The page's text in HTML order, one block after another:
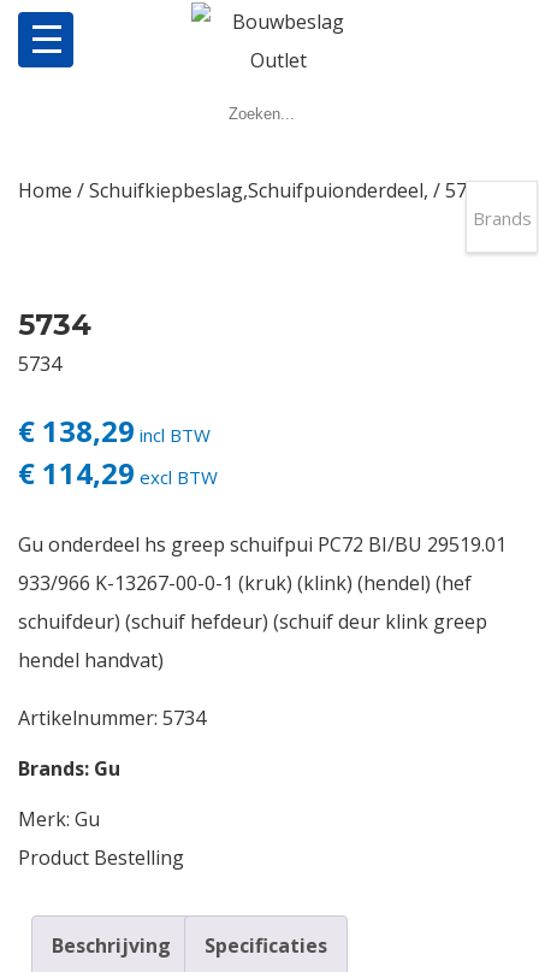
Producten
Bestellen
Contact
Home /Schuifkiepbeslag,Schuifpuionderdeel, / 5734
5734
5734
€ 138,29 incl BTW
€ 114,29 excl BTW
Gu onderdeel hs greep schuifpui PC72 BI/BU 29519.01
933/966 K-13267-00-0-1 (kruk) (klink) (hendel) (hef
schuifdeur) (schuif hefdeur) (schuif deur klink greep
hendel handvat)
Artikelnummer: 5734
Brands: Gu
Merk: Gu
Product Bestelling
Beschrijving Specificaties
Brands